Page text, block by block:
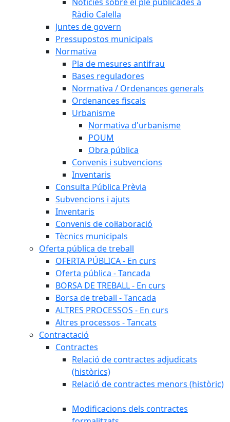
Ràdio Calella
Juntes de govern
Pressupostos municipals
Normativa
Pla de mesures antifrau
Bases reguladores
Normativa / Ordenances generals
Ordenances fiscals
Urbanisme
Normativa d'urbanisme
POUM
Obra pública
Convenis i subvencions
Inventaris
Consulta Pública Prèvia
Subvencions i ajuts
Inventaris
Convenis de col·laboració
Tècnics municipals
Oferta pública de treball
OFERTA PÚBLICA - En curs
Oferta pública - Tancada
BORSA DE TREBALL - En curs
Borsa de treball - Tancada
ALTRES PROCESSOS - En curs
Altres processos - Tancats
Contractació
Contractes
Relació de contractes adjudicats
(històrics)
Relació de contractes menors (històric)
Modificacions dels contractes